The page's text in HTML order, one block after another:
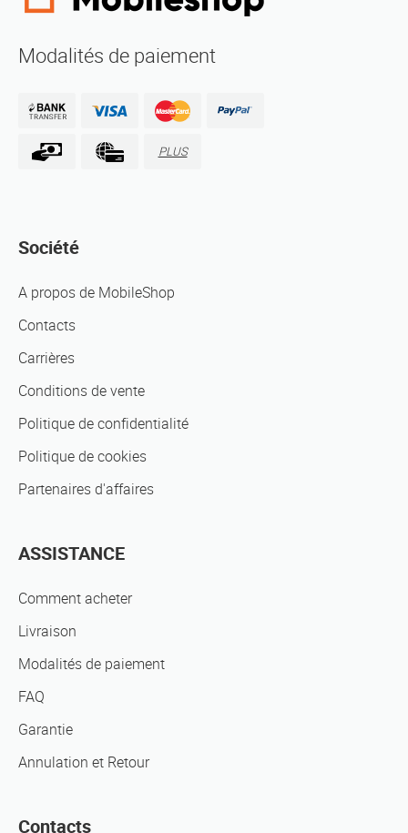
Modalités de paiement
PLUS
Société
A propos de MobileShop
Contacts
Carrières
Conditions de vente
Politique de confidentialité
Politique de cookies
Partenaires d'affaires
ASSISTANCE
Comment acheter
Livraison
Modalités de paiement
FAQ
Garantie
Annulation et Retour
Contacts